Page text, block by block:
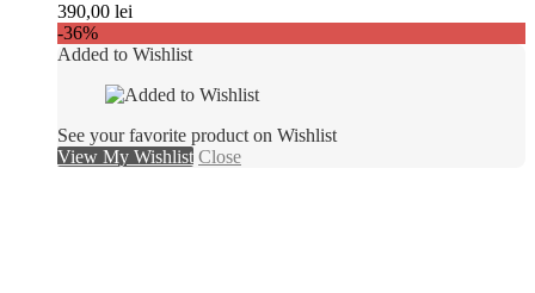
390,00 lei
-36%
Added to Wishlist
See your favorite product on Wishlist
View My Wishlist Close